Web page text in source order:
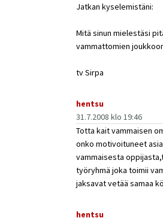
Jatkan kyselemistäni:
Mitä sinun mielestäsi
vammattomien
tv Sirpa
hentsu
31.7.2008 klo 19:46
Totta kait vammaisen
onko motivoituneet
vammaisesta
työryhmä joka toimii
jaksavat vetää samaa
hentsu